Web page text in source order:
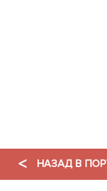
< НАЗАД В